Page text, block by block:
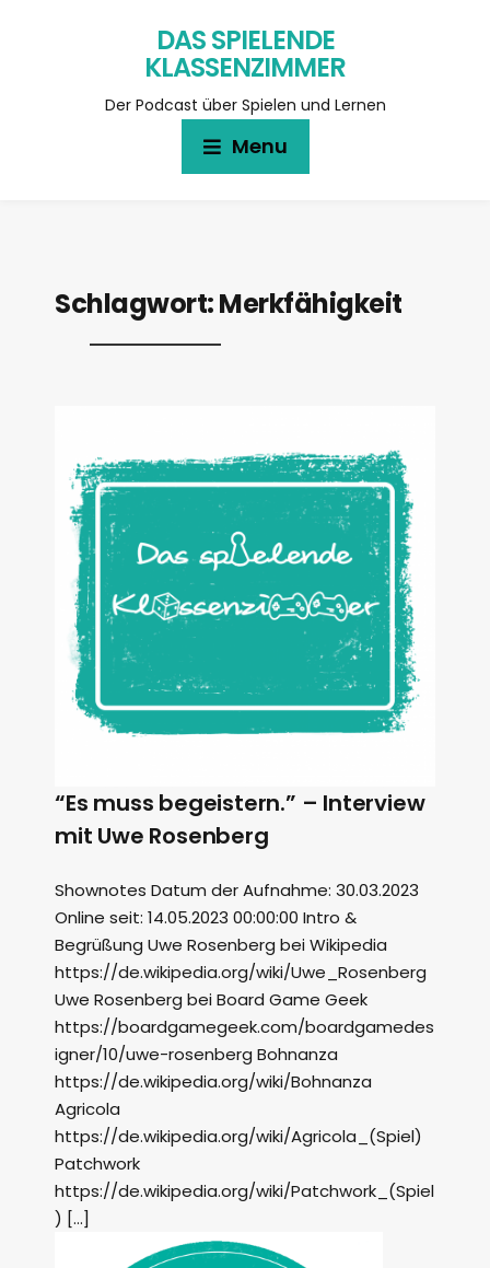
DAS SPIELENDE
KLASSENZIMMER
Der Podcast über Spielen und Lernen
Menu
Schlagwort:Merkfähigkeit
“Es muss begeistern.” – Interview
mit Uwe Rosenberg
Shownotes Datum der Aufnahme: 30.03.2023
Online seit: 14.05.2023 00:00:00 Intro &
Begrüßung Uwe Rosenberg bei Wikipedia
https://de.wikipedia.org/wiki/Uwe_Rosenberg
Uwe Rosenberg bei Board Game Geek
https://boardgamegeek.com/boardgamedes
igner/10/uwe-rosenberg Bohnanza
https://de.wikipedia.org/wiki/Bohnanza
Agricola
https://de.wikipedia.org/wiki/Agricola_(Spiel)
Patchwork
https://de.wikipedia.org/wiki/Patchwork_(Spiel
) […]